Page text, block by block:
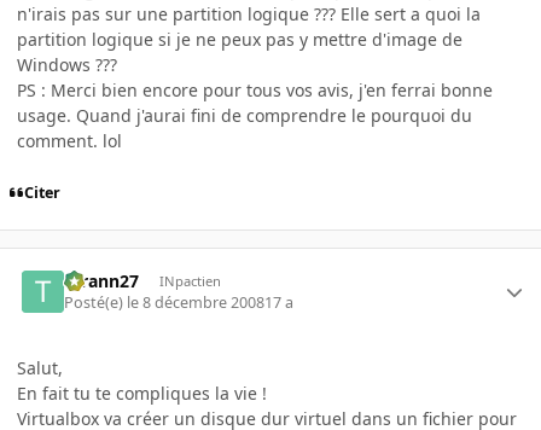
n'irais pas sur une partition logique ??? Elle sert a quoi la
partition logique si je ne peux pas y mettre d'image de
Windows ???
PS : Merci bien encore pour tous vos avis, j'en ferrai bonne
usage. Quand j'aurai fini de comprendre le pourquoi du
comment. lol
Citer
tyrann27 INpactien
Posté(e) le 8 décembre 200817 a
Salut,
En fait tu te compliques la vie !
Virtualbox va créer un disque dur virtuel dans un fichier pour